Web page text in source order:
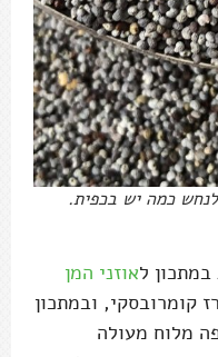
זרעים. נסו לנחש כמה יש בכפית.
לאוזני המן
קומרובסקי, ובמתכון
מלוח מעולה